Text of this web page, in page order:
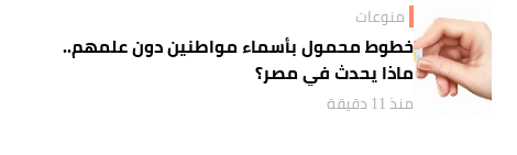
منوعات
خطوط محمول بأسماء مواطنين دون علمهم..
ماذا يحدث في مصر؟
منذ 11 دقيقة